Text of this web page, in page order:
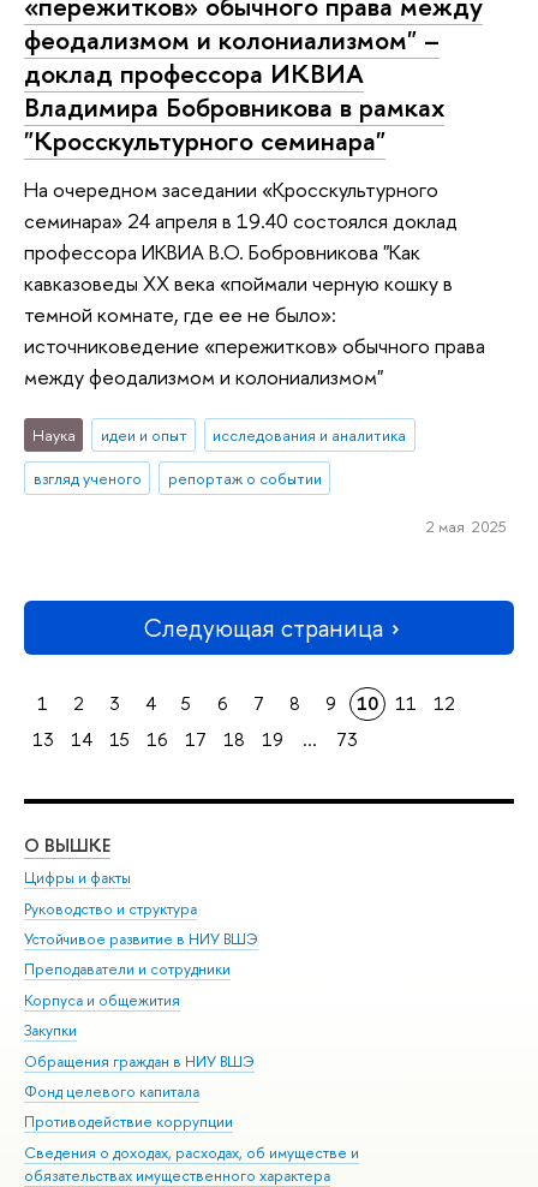
феодализмом и колониализмом" –
доклад профессора ИКВИА
Владимира Бобровникова в рамках
"Кросскультурного семинара"
На очередном заседании «Кросскультурного
семинара» 24 апреля в 19.40 состоялся доклад
профессора ИКВИА В.О. Бобровникова "Как
кавказоведы ХХ века «поймали черную кошку в
темной комнате, где ее не было»:
источниковедение «пережитков» обычного права
между феодализмом и колониализмом"
Наука идеи и опыт
исследования и аналитика
взгляд ученого
репортаж о событии
2 мая 2025
Следующая страница
1 2 3 4 5 6 7 8 9 10 11
12
13
14 15 16 17 18 19 ... 73
О ВЫШКЕ
Цифры и факты
Руководство и структура
Устойчивое развитие в НИУ ВШЭ
Преподаватели и сотрудники
Корпуса и общежития
Закупки
Обращения граждан в НИУ ВШЭ
Фонд целевого капитала
Противодействие коррупции
Сведения о доходах, расходах, об имуществе и
обязательствах имущественного характера